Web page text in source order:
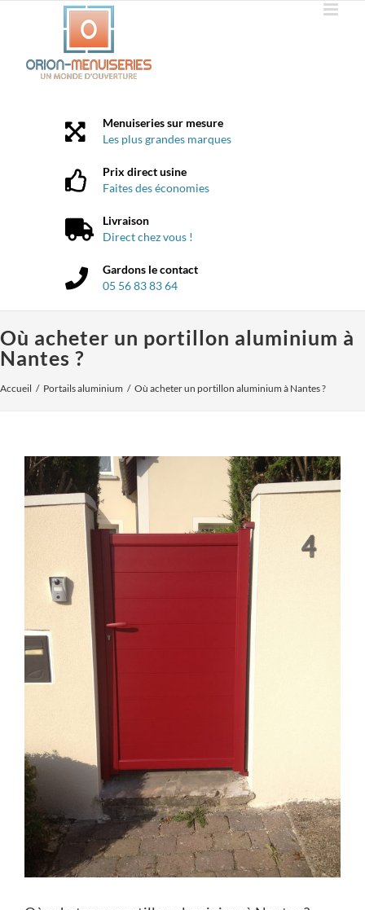
Menuiseries sur mesure
Les plus grandes marques
Prix direct usine
Faites des économies
Livraison
Direct chez vous !
Gardons le contact
05 56 83 83 64
Où acheter un portillon aluminium à
Nantes ?
Accueil Portails aluminium Où acheter un portillon aluminium à Nantes ?
Voir
l'image
agrandie